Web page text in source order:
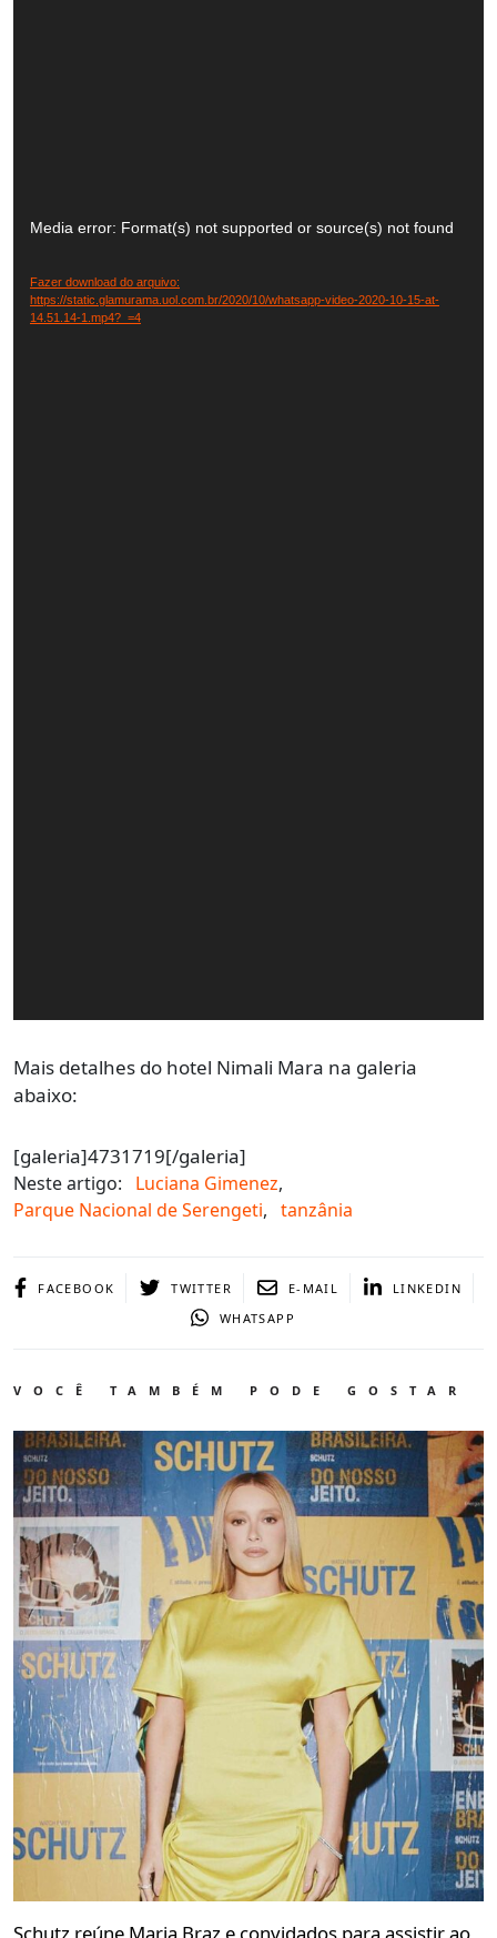
deMedia error: Format(s) not supported or source(s) not found
Fazer download do arquivo:
https://static.glamurama.uol.com.br/2020/10/whatsapp-video-2020-10-15-at-
14.51.14-1.mp4?_=4
Mais detalhes do hotel Nimali Mara na galeria
abaixo:
[galeria]4731719[/galeria]
Neste artigo: Luciana Gimenez,
Parque Nacional de Serengeti, tanzânia
FACEBOOK TWITTER E-MAIL
LINKEDIN
WHATSAPP
VOCÊ TAMBÉM PODE GOSTAR